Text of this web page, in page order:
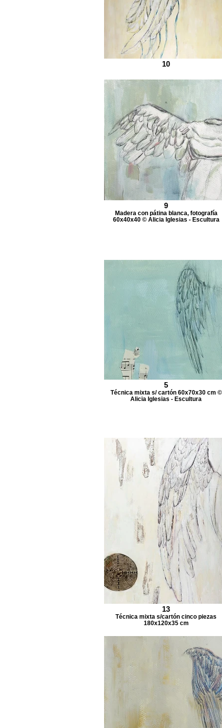
10
9
Madera con pátina blanca, fotografía
60x40x40 © Alicia Iglesias - Escultura
5
Técnica mixta s/ cartón 60x70x30 cm ©
Alicia Iglesias - Escultura
13
Técnica mixta s/cartón cinco piezas
180x120x35 cm